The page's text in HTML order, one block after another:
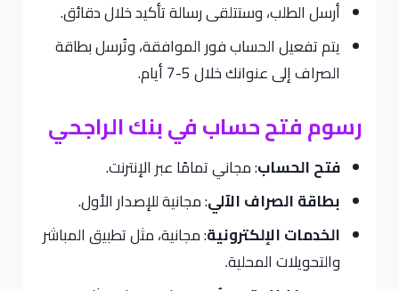
أرسل الطلب، وستتلقى رسالة تأكيد خلال دقائق.
يتم تفعيل الحساب فور الموافقة، وتُرسل بطاقة
الصراف إلى عنوانك خلال 5-7 أيام.
رسوم فتح حساب في بنك الراجحي
فتح الحساب: مجاني تمامًا عبر الإنترنت.
بطاقة الصراف الآلي: مجانية للإصدار الأول.
الخدمات الإلكترونية: مجانية، مثل تطبيق المباشر
والتحويلات المحلية.